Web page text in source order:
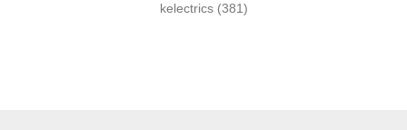
kelectrics (381)